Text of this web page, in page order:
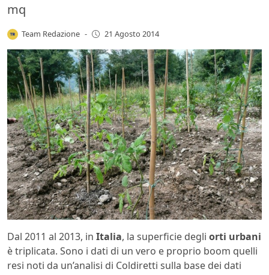
mq
Team Redazione - 21 Agosto 2014
Dal 2011 al 2013, in Italia, la superficie degli orti urbani
è triplicata. Sono i dati di un vero e proprio boom quelli
resi noti da un’analisi di Coldiretti sulla base dei dati